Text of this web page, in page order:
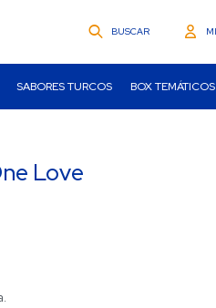
SABORES TURCOS BOX TEMÁTICOS
Love